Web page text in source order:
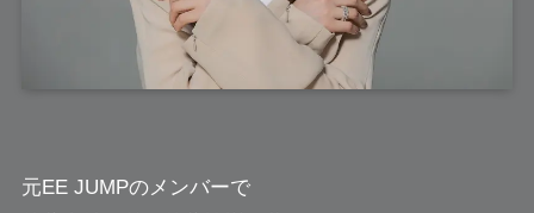
元EE JUMPのメンバーで